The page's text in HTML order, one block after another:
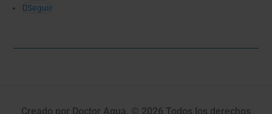
Seguir
Creado por Doctor Agua. © 2026 Todos los derechos